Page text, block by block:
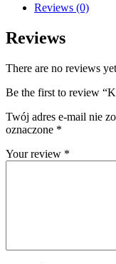
Reviews (0)
Reviews
There are no reviews
Be the first to review
Twój adres e-mail nie
oznaczone *
Your review *